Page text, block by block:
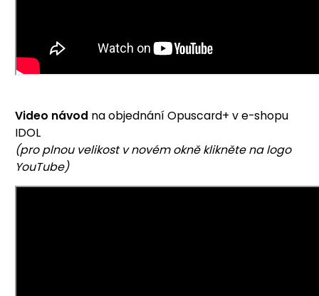
Video návod na objednání Opuscard+ v e-shopu
IDOL
(pro plnou velikost v novém okně klikněte na logo
YouTube)